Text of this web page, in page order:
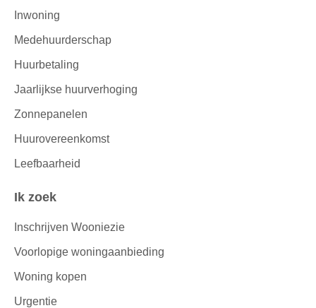
Inwoning
Medehuurderschap
Huurbetaling
Jaarlijkse huurverhoging
Zonnepanelen
Huurovereenkomst
Leefbaarheid
Ik zoek
Inschrijven Wooniezie
Voorlopige woningaanbieding
Woning kopen
Urgentie